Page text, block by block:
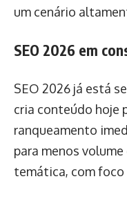
um cenário
SEO 2026 em
SEO 2026 já está
cria conteúdo hoje
ranqueamento
para menos
temática, com